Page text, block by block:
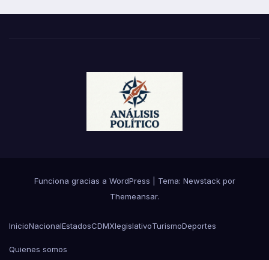
Funciona gracias a WordPress Tema: Newstackpor
Themeansar.
InicioNacionalEstadosCDMXlegislativoTurismoDeportes
Quienes somos